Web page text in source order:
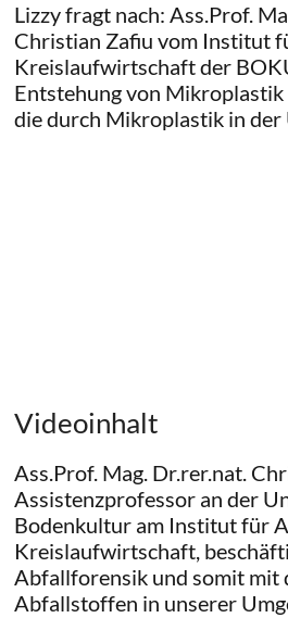
Lizzy fragt nach: Ass.Prof.
Christian Zafiu vom Institut
Kreislaufwirtschaft der
Entstehung von Mikroplastik
die durch Mikroplastik in der
Videoinhalt
Ass.Prof. Mag. Dr.rer.nat.
Assistenzprofessor an der
Bodenkultur am Institut für
Kreislaufwirtschaft,
Abfallforensik und somit mit
Abfallstoffen in unserer